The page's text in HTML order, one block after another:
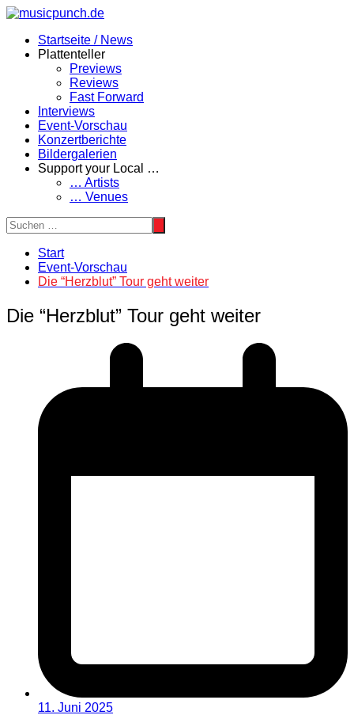
Zum
springenStartseite / News
Plattenteller
Previews
Reviews
Fast Forward
Interviews
Event-Vorschau
Konzertberichte
Bildergalerien
Support your Local …
… Artists
… Venues
Start
Event-Vorschau
Die “Herzblut” Tour geht weiter
Die “Herzblut” Tour geht weiter
11. Juni 2025